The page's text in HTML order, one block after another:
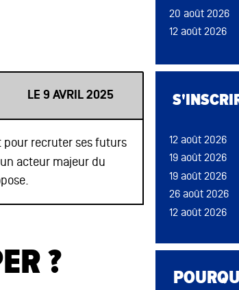
LE 9 AVRIL 2025
pour recruter ses futurs
acteur majeur du
?
20 août 2026
12 août 2026
09 sep 2026
26 août 2026
19 août 2026
19 août 2026
26 août 2026
12 août 2026
19 août 2026
19 août 2026
26 août 2026
12 août 2026
19 août 2026